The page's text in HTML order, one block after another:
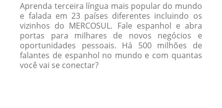
Aprenda terceira língua mais popular do mundo
e falada em 23 países diferentes incluindo os
vizinhos do MERCOSUL. Fale espanhol e abra
portas para milhares de novos negócios e
oportunidades pessoais. Há 500 milhões de
falantes de espanhol no mundo e com quantas
você vai se conectar?